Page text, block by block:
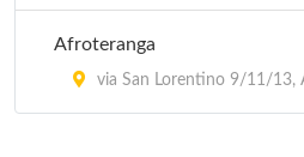
Afroteranga
via San Lorentino 9/11/13,